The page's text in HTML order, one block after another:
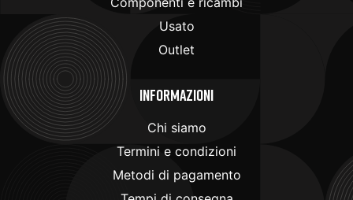
Usato
Outlet
Informazioni
Chi siamo
Termini e condizioni
Metodi di pagamento